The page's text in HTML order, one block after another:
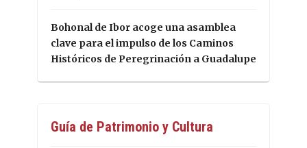
Bohonal de Ibor acoge una asamblea
clave para el impulso de los Caminos
Históricos de Peregrinación a Guadalupe
Guía de Patrimonio y Cultura